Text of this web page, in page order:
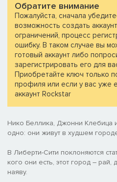
Обратите внимание
Пожалуйста, сначала
возможность создать
ограничений, процесс
ошибку. В таком случае вы
готовый аккаунт либо
зарегистрировать его для
Приобретайте ключ только
профиля или если у вас уже
аккаунт Rockstar
Нико Беллика, Джонни Клебица
одно: они живут в худшем
В Либерти-Сити поклоняются
кого они есть, этот город –
наяву.